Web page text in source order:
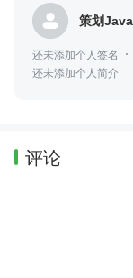
策划
还未添加个人签名
还未添加个人简介
评论